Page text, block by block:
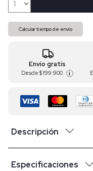
Calcular tiempo de envío
Envío gratis
Desde $ 199.900 i
Descripción
Especificaciones